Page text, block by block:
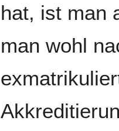
hat, ist man
man wohl